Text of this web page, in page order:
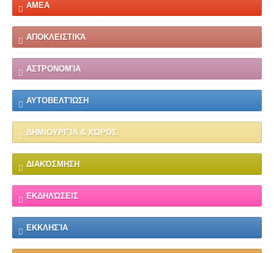
ΑΜΕΑ
ΑΠΟΚΛΕΙΣΤΙΚΆ
ΑΣΤΡΟΝΟΜΊΑ
ΑΥΤΟΒΕΛΤΊΩΣΗ
ΔΗΜΙΟΥΡΓΊΑ & ΧΏΡΟΣ
ΔΙΑΚΌΣΜΗΣΗ
ΕΚΔΗΛΏΣΕΙΣ
ΕΚΚΛΗΣΊΑ